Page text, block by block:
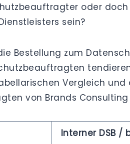
oder
sein?
Bestellung zum
Vergleich und
von Brands
Interner DSB /